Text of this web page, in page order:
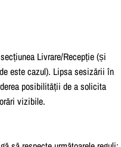
Livrare/Recepție (și
este cazul). Lipsa sesizării în
posibilității de a solicita
vizibile.